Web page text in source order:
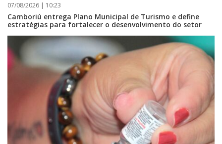
09/08/2026 | 07:00
Prefeitura de Balneário Piçarras realiza leilão eletrônico de bens móveis
e terrenos do IPRESP
07/08/2026 | 10:23
Camboriú entrega Plano Municipal de Turismo e define
estratégias para fortalecer o desenvolvimento do setor